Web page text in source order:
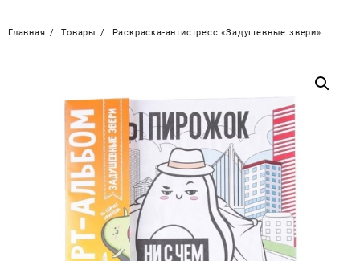
Главная Товары Раскраска-антистресс «Задушевные звери»